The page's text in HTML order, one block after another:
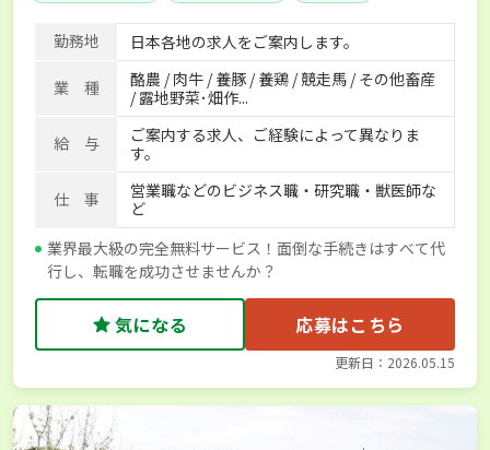
家賃補助制度あり
食事補助あり
残業月20時間以内
賞与実績あり
年間休日100日以上
経験者優遇
独立支援可能
社会保険完備 単身寮あり
世帯寮あり
寮･社宅相談可
勤務地 日本各地の求人をご案内します。
業 種
酪農 / 肉牛 / 養豚 / 養鶏 / 競走馬 / その他畜産
/ 露地野菜･畑作...
給 与
ご案内する求人、ご経験によって異なりま
す。
仕 事
営業職などのビジネス職・研究職・獣医師な
ど
業界最大級の完全無料サービス！面倒な手続きはすべて代
行し、転職を成功させませんか？
気になる 応募はこちら
更新日：2026.05.15